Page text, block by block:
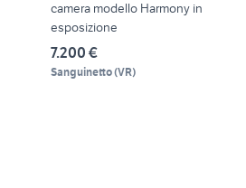
camera modello Harmony in
esposizione
7.200 €
Sanguinetto(VR)